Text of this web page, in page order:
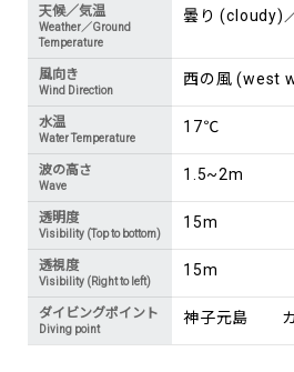
天候／気温
Weather／Ground
Temperature
曇り (cloudy)
風向き
Wind Direction
西の風 (west
水温
Water Temperature
17℃
波の高さ
Wave
1.5~2m
透明度
Visibility (Top to bottom)
15m
透視度
Visibility (Right to left)
15m
ダイビングポイント
Diving point
神子元島 カ